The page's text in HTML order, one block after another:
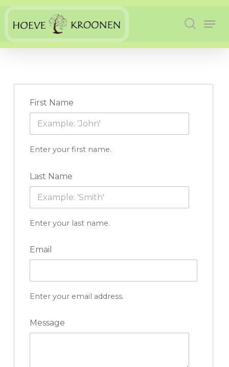
Skip
main
search
First Name
Enter your first name.
Last Name
Enter your last name.
Email
Enter your email address.
Message